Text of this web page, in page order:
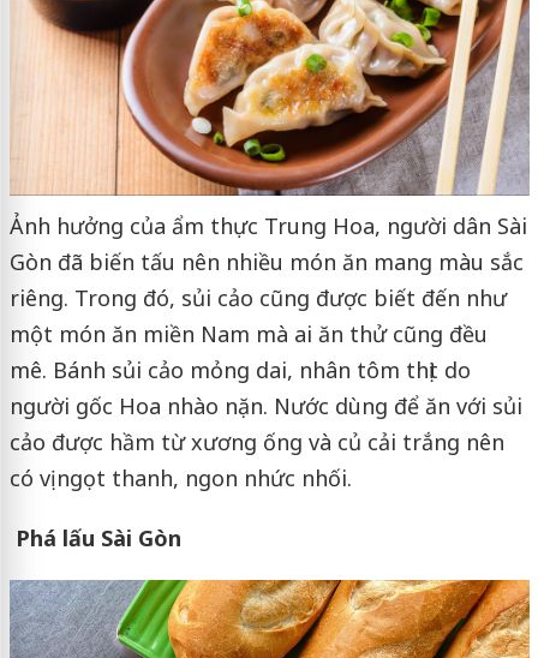
Ảnh hưởng của ẩm thực Trung Hoa, người dân Sài
Gòn đã biến tấu nên nhiều món ăn mang màu sắc
riêng. Trong đó, sủi cảo cũng được biết đến như
một món ăn miền Nam mà ai ăn thử cũng đều
mê. Bánh sủi cảo mỏng dai, nhân tôm thịt do
người gốc Hoa nhào nặn. Nước dùng để ăn với sủi
cảo được hầm từ xương ống và củ cải trắng nên
có vị ngọt thanh, ngon nhức nhối.
Phá lấu Sài Gòn